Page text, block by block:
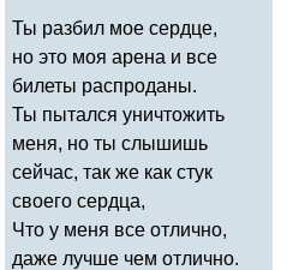
Ты разбил мое сердце,
но это моя арена и все
билеты распроданы.
Ты пытался уничтожить
меня, но ты слышишь
сейчас, так же как стук
своего сердца,
Что у меня все отлично,
даже лучше чем отлично.